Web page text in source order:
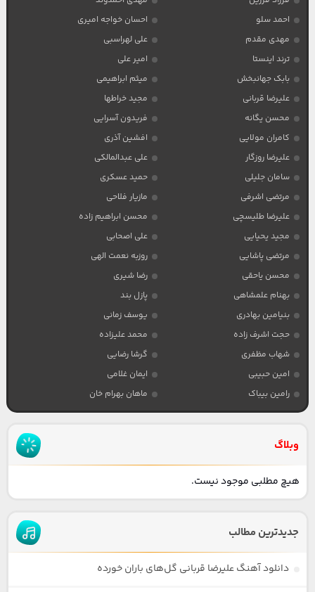
احمد سلو
احسان خواجه امیری
مهدی مقدم
علی لهراسبی
ترند اینستا
امیر علی
بابک جهانبخش
میثم ابراهیمی
علیرضا قربانی
مجید خراطها
محسن یگانه
فریدون آسرایی
کامران مولایی
افشین آذری
علیرضا روزگار
علی عبدالمالکی
سامان جلیلی
حمید عسکری
مرتضی اشرفی
مازیار فلاحی
علیرضا طلیسچی
محسن ابراهیم زاده
مجید یحیایی
علی اصحابی
مرتضی پاشایی
روزبه نعمت الهی
محسن یاحقی
رضا شیری
بهنام علمشاهی
پازل بند
بنیامین بهادری
یوسف زمانی
حجت اشرف زاده
محمد علیزاده
شهاب مظفری
گرشا رضایی
امین حبیبی
ایمان غلامی
رامین بیباک
ماهان بهرام خان
وبلاگ
هیچ مطلبی موجود نیست.
جدیدترین مطالب
دانلود آهنگ علیرضا قربانی گل‌های باران خورده